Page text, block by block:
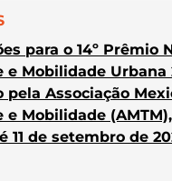
para o 14º Prêmio
e Mobilidade Urbana
pela Associação
e Mobilidade
11 de setembro de